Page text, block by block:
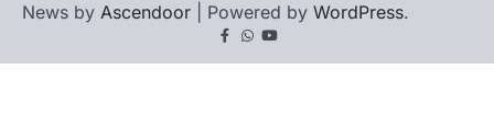
News by Ascendoor | Powered by WordPress.
Facebook
Whatsapp
youtube